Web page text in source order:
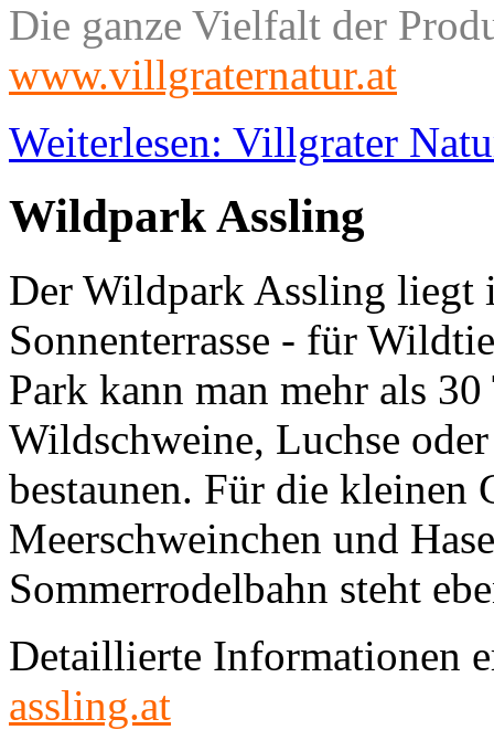
Die ganze Vielfalt der
www.villgraternatur.at
Weiterlesen: Villgrater
Wildpark Assling
Der Wildpark Assling liegt
Sonnenterrasse - für
Park kann man mehr als
Wildschweine, Luchse
bestaunen. Für die kleinen
Meerschweinchen und
Sommerrodelbahn steht
Detaillierte Informationen
assling.at